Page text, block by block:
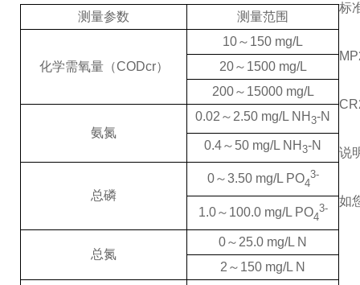
测量参数 测量范围
化学需氧量（CODcr）
10～150 mg/L
20～1500 mg/L
200～15000 mg/L
氨氮
0.02～2.50 mg/L NH 3-N
0.4～50 mg/L NH 3-N
总磷
0～3.50 mg/L PO4
3-
1.0～100.0 mg/L PO4
3-
总氮
0～25.0 mg/L N
2～150 mg/L N
标
说
如